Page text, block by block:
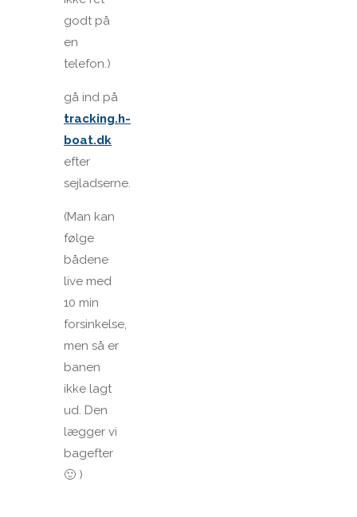
godt på
en
telefon.)
gå ind på
tracking.h-
boat.dk
efter
sejladserne.
(Man kan
følge
bådene
live med
10 min
forsinkelse,
men så er
banen
ikke lagt
ud. Den
lægger vi
bagefter
🙂 )